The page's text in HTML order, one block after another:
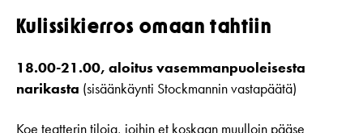
Kulissikierros omaan tahtiin
18.00-21.00, aloitus vasemmanpuoleisesta
narikasta (sisäänkäynti Stockmannin vastapäätä)
Koe teatterin tiloja, joihin et koskaan muulloin pääse